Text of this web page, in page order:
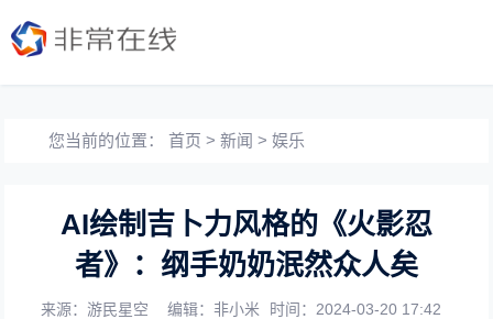
您当前的位置：首页 >新闻 >娱乐
AI绘制吉卜力风格的《火影忍
者》：纲手奶奶泯然众人矣
来源：游民星空 编辑：非小米 时间：2024-03-20 17:42